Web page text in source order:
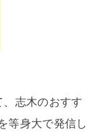
志木のおすす
等身大で発信し